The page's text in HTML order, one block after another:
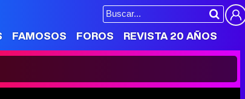
FAMOSOS FOROS REVISTA 20 AÑOS